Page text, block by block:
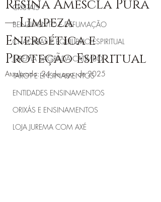
CRISTAIS
BENZIMENTO E DEFUMAÇÃO
CHACKRAS E EQUILÍBRIO ESPIRITUAL
JUREMA SAGRADA CATIMBÓ
TAROT E ENSINAMENTOS
ENTIDADES ENSINAMENTOS
ORIXÁS E ENSINAMENTOS
LOJA JUREMA COM AXÉ
Resina Amescla Pura
— Limpeza
Energética e
Proteção Espiritual
Atualizado:24 de ago. de 2025